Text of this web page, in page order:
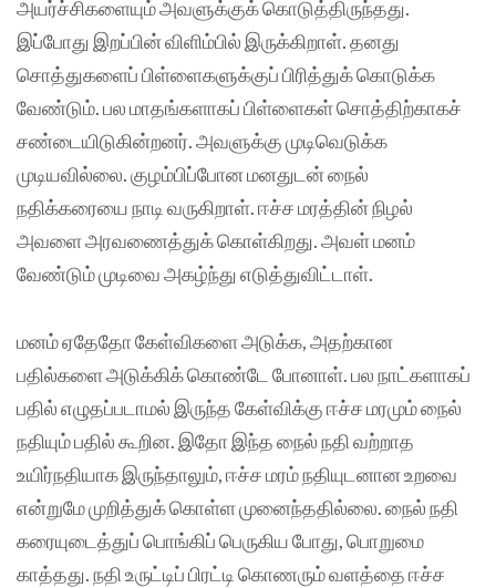
அயர்ச்சிகளையும் அவளுக்குக் கொடுத்திருந்தது.
இப்போது இறப்பின் விளிம்பில் இருக்கிறாள். தனது
சொத்துகளைப் பிள்ளைகளுக்குப் பிரித்துக் கொடுக்க
வேண்டும். பல மாதங்களாகப் பிள்ளைகள் சொத்திற்காகச்
சண்டையிடுகின்றனர். அவளுக்கு முடிவெடுக்க
முடியவில்லை. குழம்பிப்போன மனதுடன் நைல்
நதிக்கரையை நாடி வருகிறாள். ஈச்ச மரத்தின் நிழல்
அவளை அரவணைத்துக் கொள்கிறது. அவள் மனம்
வேண்டும் முடிவை அகழ்ந்து எடுத்துவிட்டாள்.
மனம் ஏதேதோ கேள்விகளை அடுக்க, அதற்கான
பதில்களை அடுக்கிக் கொண்டே போனாள். பல நாட்களாகப்
பதில் எழுதப்படாமல் இருந்த கேள்விக்கு ஈச்ச மரமும் நைல்
நதியும் பதில் கூறின. இதோ இந்த நைல் நதி வற்றாத
உயிர்நதியாக இருந்தாலும், ஈச்ச மரம் நதியுடனான உறவை
என்றுமே முறித்துக் கொள்ள முனைந்ததில்லை. நைல் நதி
கரையுடைத்துப் பொங்கிப் பெருகிய போது, பொறுமை
காத்தது. நதி உருட்டிப் பிரட்டி கொணரும் வளத்தை ஈச்ச